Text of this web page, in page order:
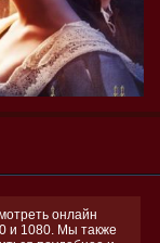
онлайн
и 1080. Мы также